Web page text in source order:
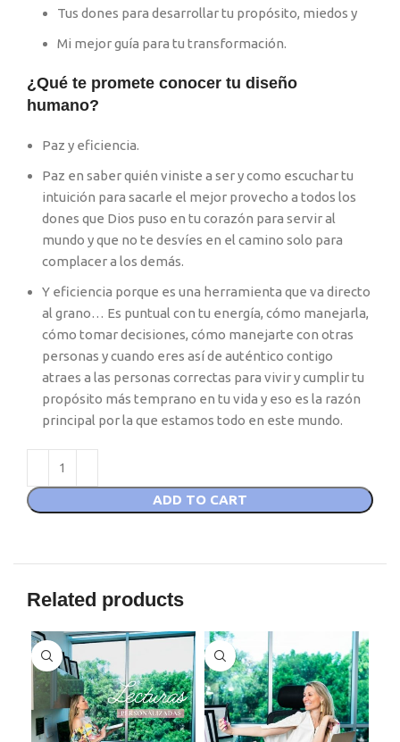
Tus dones para desarrollar tu propósito, miedos y
Mi mejor guía para tu transformación.
¿Qué te promete conocer tu diseño
humano?
Paz y eficiencia.
Paz en saber quién viniste a ser y como escuchar tu
intuición para sacarle el mejor provecho a todos los
dones que Dios puso en tu corazón para servir al
mundo y que no te desvíes en el camino solo para
complacer a los demás.
Y eficiencia porque es una herramienta que va directo
al grano… Es puntual con tu energía, cómo manejarla,
cómo tomar decisiones, cómo manejarte con otras
personas y cuando eres así de auténtico contigo
atraes a las personas correctas para vivir y cumplir tu
propósito más temprano en tu vida y eso es la razón
principal por la que estamos todo en este mundo.
ADD TO CART
Related products